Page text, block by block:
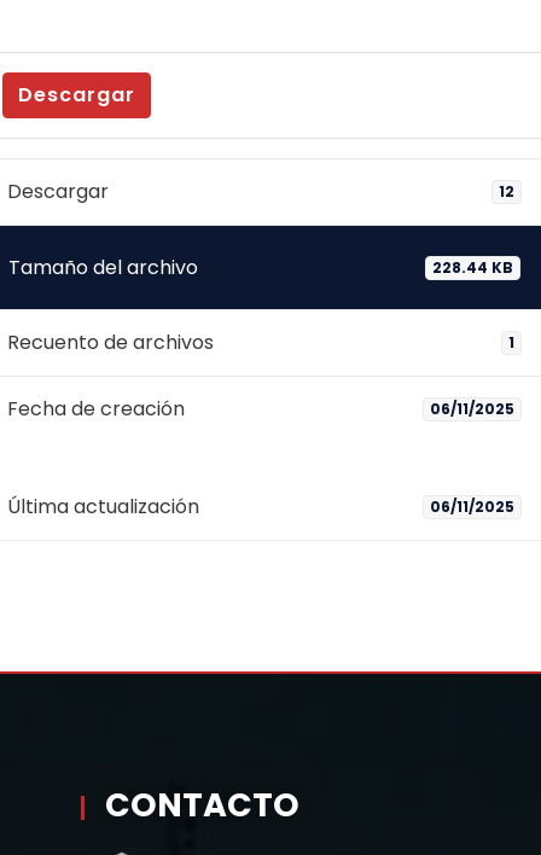
Descargar
Descargar 12
Tamaño del archivo 228.44 KB
Recuento de archivos 1
Fecha de creación 06/11/2025
Última actualización 06/11/2025
CONTACTO